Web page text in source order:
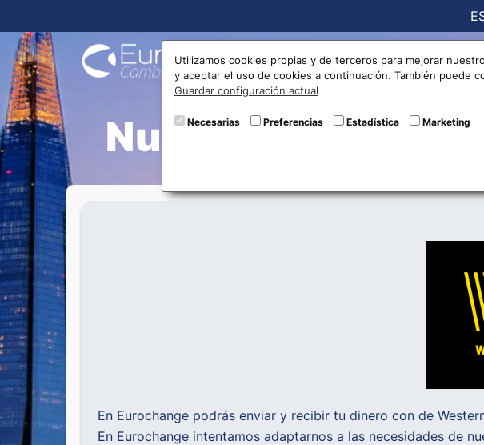
Compra online
Nuevo servicio
En Eurochange podrás enviar y recibir tu dinero con de
En Eurochange intentamos adaptarnos a las necesidades de
Utilizamos cookies propias y de terceros para mejorar
y aceptar el uso de cookies a continuación. También puede
Guardar configuración actual
Necesarias Preferencias Estadística Marketing